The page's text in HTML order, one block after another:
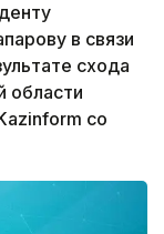
в связи
схода
области
со